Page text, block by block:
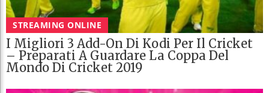
STREAMING ONLINE
I Migliori 3 Add-On Di Kodi Per Il Cricket
– Preparati A Guardare La Coppa Del
Mondo Di Cricket 2019